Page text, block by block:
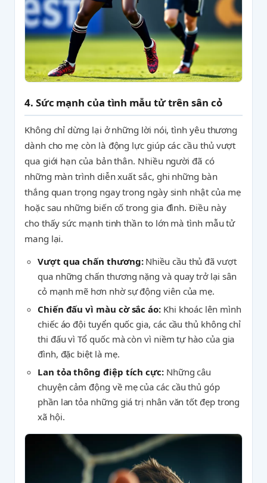
4. Sức mạnh của tình mẫu tử trên sân cỏ
Không chỉ dừng lại ở những lời nói, tình yêu thương
dành cho mẹ còn là động lực giúp các cầu thủ vượt
qua giới hạn của bản thân. Nhiều người đã có
những màn trình diễn xuất sắc, ghi những bàn
thắng quan trọng ngay trong ngày sinh nhật của mẹ
hoặc sau những biến cố trong gia đình. Điều này
cho thấy sức mạnh tinh thần to lớn mà tình mẫu tử
mang lại.
Vượt qua chấn thương:Nhiều cầu thủ đã vượt
qua những chấn thương nặng và quay trở lại sân
cỏ mạnh mẽ hơn nhờ sự động viên của mẹ.
Chiến đấu vì màu cờ sắc áo:Khi khoác lên mình
chiếc áo đội tuyển quốc gia, các cầu thủ không chỉ
thi đấu vì Tổ quốc mà còn vì niềm tự hào của gia
đình, đặc biệt là mẹ.
Lan tỏa thông điệp tích cực:Những câu
chuyện cảm động về mẹ của các cầu thủ góp
phần lan tỏa những giá trị nhân văn tốt đẹp trong
xã hội.